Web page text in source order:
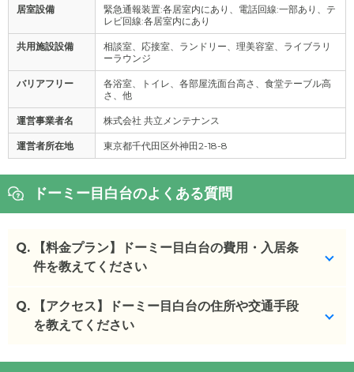
居室設備
緊急通報装置:各居室内にあり、電話回線:一部あり、テ
レビ回線:各居室内にあり
共用施設設備
相談室、応接室、ランドリー、理美容室、ライブラリ
ーラウンジ
バリアフリー
各浴室、トイレ、各部屋洗面台高さ、食堂テーブル高
さ、他
運営事業者名 株式会社 共立メンテナンス
運営者所在地 東京都千代田区外神田2-18-8
ドーミー目白台のよくある質問
Q.
【料金プラン】ドーミー目白台の費用・入居条
件を教えてください
ドーミー目白台の入居金・月額料金は次のとおりで
す。
・月額費用が16.6〜36.5万円
Q.
【アクセス】ドーミー目白台の住所や交通手段
を教えてください
ドーミー目白台の交通アクセス